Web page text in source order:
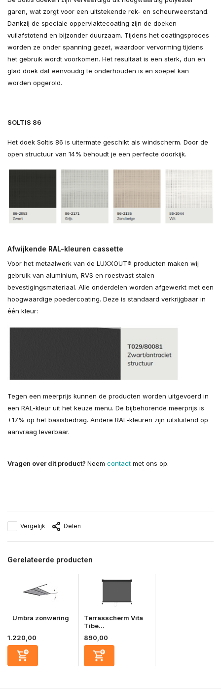
garen, wat zorgt voor een uitstekende rek- en scheurweerstand.
Dankzij de speciale oppervlaktecoating zijn de doeken
vuilafstotend en bijzonder duurzaam. Tijdens het coatingsproces
worden ze onder spanning gezet, waardoor vervorming tijdens
het gebruik wordt voorkomen. Het resultaat is een sterk, dun en
glad doek dat eenvoudig te onderhouden is en soepel kan
worden opgerold.
SOLTIS 86
Het doek Soltis 86 is uitermate geschikt als windscherm. Door de
open structuur van 14% behoudt je een perfecte doorkijk.
Afwijkende RAL-kleuren cassette
Voor het metaalwerk van de LUXXOUT® producten maken wij
gebruik van aluminium, RVS en roestvast stalen
bevestigingsmateriaal. Alle onderdelen worden afgewerkt met een
hoogwaardige poedercoating. Deze is standaard verkrijgbaar in
één kleur:
Tegen een meerprijs kunnen de producten worden uitgevoerd in
een RAL-kleur uit het keuze menu. De bijbehorende meerprijs is
+17% op het basisbedrag. Andere RAL-kleuren zijn uitsluitend op
aanvraag leverbaar.
Vragen over dit product? Neem contact met ons op.
Vergelijk Delen
Gerelateerde producten
Umbra zonwering
1.220,00
Terrasscherm Vita
Tibe...
890,00